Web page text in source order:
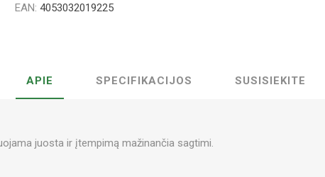
EAN: 4053032019225
APIE SPECIFIKACIJOS SUSISIEKITE
juosta ir įtempimą mažinančia sagtimi.